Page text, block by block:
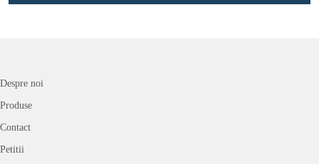
Despre noi
Produse
Contact
Petitii